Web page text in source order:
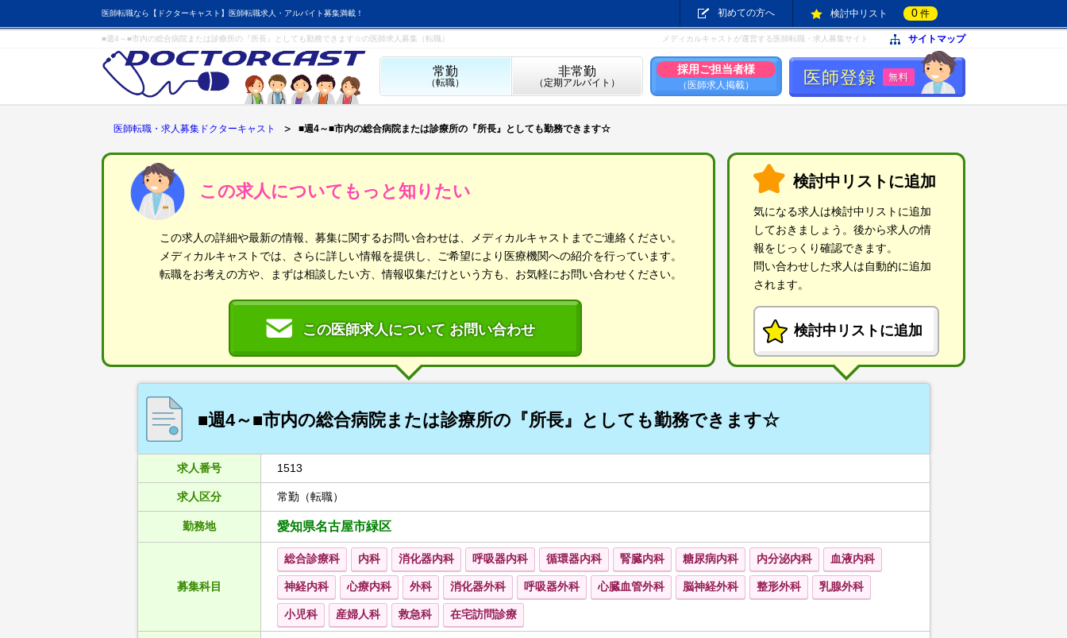
医師転職なら【ドクターキャスト】医師転職求人・アルバイト募集満載！ 初めての方へ 検討中リスト 0 件
■週4～■市内の総合病院または診療所の『所長』としても勤務できます☆の医師求人募集（転職） メディカルキャストが運営する医師転職・求人募集サイト サイトマップ
常勤
（転職）
非常勤
（定期アルバイト）
採用ご担当者様
（医師求人掲載） 医師登録 無料
医師転職・求人募集ドクターキャスト ■週4～■市内の総合病院または診療所の『所長』としても勤務できます☆
この求人についてもっと知りたい
この求人の詳細や最新の情報、募集に関するお問い合わせは、メディカルキャストまでご連絡ください。
メディカルキャストでは、さらに詳しい情報を提供し、ご希望により医療機関への紹介を行っています。
転職をお考えの方や、まずは相談したい方、情報収集だけという方も、お気軽にお問い合わせください。
この医師求人について お問い合わせ
検討中リストに追加
気になる求人は検討中リストに追加
しておきましょう。後から求人の情
報をじっくり確認できます。
問い合わせした求人は自動的に追加
されます。
検討中リストに追加
■週4～■市内の総合病院または診療所の『所長』としても勤務できます☆
求人番号 1513
求人区分 常勤（転職）
勤務地 愛知県名古屋市緑区
募集科目
総合診療科 内科 消化器内科 呼吸器内科 循環器内科 腎臓内科 糖尿病内科 内分泌内科 血液内科
神経内科 心療内科 外科 消化器外科 呼吸器外科 心臓血管外科 脳神経外科 整形外科 乳腺外科
小児科 産婦人科 救急科 在宅訪問診療